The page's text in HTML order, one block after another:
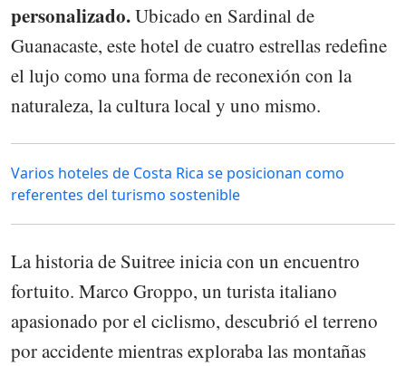
personalizado.Ubicado en Sardinal de
Guanacaste, este hotel de cuatro estrellas redefine
el lujo como una forma de reconexión con la
naturaleza, la cultura local y uno mismo.
Varios hoteles de Costa Rica se posicionan como
referentes del turismo sostenible
La historia de Suitree inicia con un encuentro
fortuito. Marco Groppo, un turista italiano
apasionado por el ciclismo, descubrió el terreno
por accidente mientras exploraba las montañas